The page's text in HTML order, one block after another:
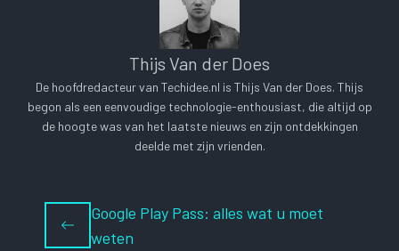
Thijs Van der Does
De hoofdredacteur van Techidee.nl is Thijs Van der Does. Thijs
begon als een eenvoudige technologie-enthousiast, die altijd op
de hoogte was van het laatste nieuws en zijn ontdekkingen
deelde met zijn vrienden.
Google Play Pass: alles wat u moet
weten